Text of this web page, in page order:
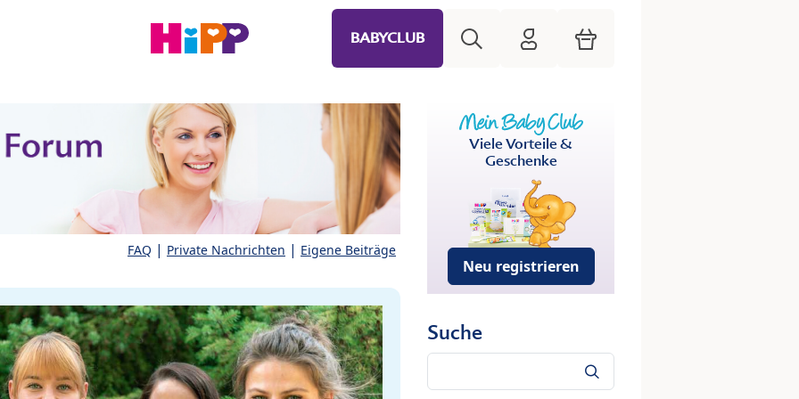
BABYCLUB HiPP Mein Babyclub
Warenkorb
FAQ | Private Nachrichten | Eigene Beiträge
Viele Vorteile &
Geschenke
Neu registrieren
Suche